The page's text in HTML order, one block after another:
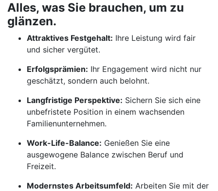
Alles, was Sie brauchen, um zu
glänzen.
Attraktives Festgehalt: Ihre Leistung wird fair
und sicher vergütet.
Erfolgsprämien: Ihr Engagement wird nicht nur
geschätzt, sondern auch belohnt.
Langfristige Perspektive: Sichern Sie sich eine
unbefristete Position in einem wachsenden
Familienunternehmen.
Work-Life-Balance: Genießen Sie eine
ausgewogene Balance zwischen Beruf und
Freizeit.
Modernstes Arbeitsumfeld: Arbeiten Sie mit der